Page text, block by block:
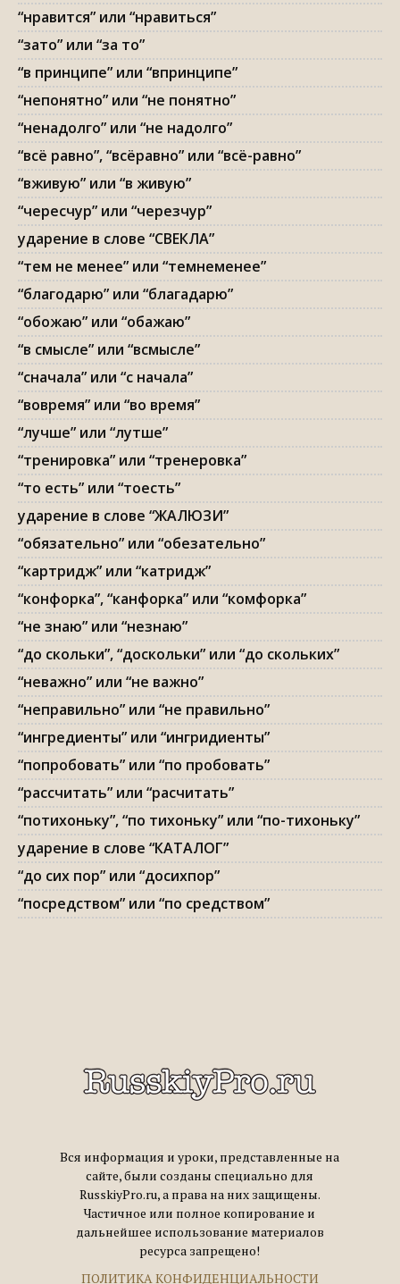
“нравится” или “нравиться”
“зато” или “за то”
“в принципе” или “впринципе”
“непонятно” или “не понятно”
“ненадолго” или “не надолго”
“всё равно”, “всёравно” или “всё-равно”
“вживую” или “в живую”
“чересчур” или “черезчур”
ударение в слове “СВЕКЛА”
“тем не менее” или “темнеменее”
“благодарю” или “благадарю”
“обожаю” или “обажаю”
“в смысле” или “всмысле”
“сначала” или “с начала”
“вовремя” или “во время”
“лучше” или “лутше”
“тренировка” или “тренеровка”
“то есть” или “тоесть”
ударение в слове “ЖАЛЮЗИ”
“обязательно” или “обезательно”
“картридж” или “катридж”
“конфорка”, “канфорка” или “комфорка”
“не знаю” или “незнаю”
“до скольки”, “доскольки” или “до скольких”
“неважно” или “не важно”
“неправильно” или “не правильно”
“ингредиенты” или “ингридиенты”
“попробовать” или “по пробовать”
“рассчитать” или “расчитать”
“потихоньку”, “по тихоньку” или “по-тихоньку”
ударение в слове “КАТАЛОГ”
“до сих пор” или “досихпор”
“посредством” или “по средством”
Вся информация и уроки, представленные на
сайте, были созданы специально для
RusskiyPro.ru, а права на них защищены.
Частичное или полное копирование и
дальнейшее использование материалов
ресурса запрещено!
ПОЛИТИКА КОНФИДЕНЦИАЛЬНОСТИ